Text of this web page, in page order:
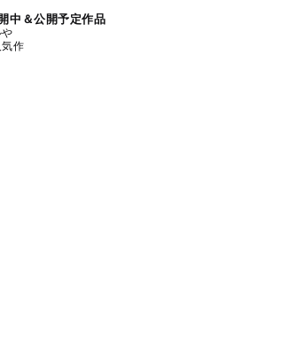
中＆公開予定作品
作